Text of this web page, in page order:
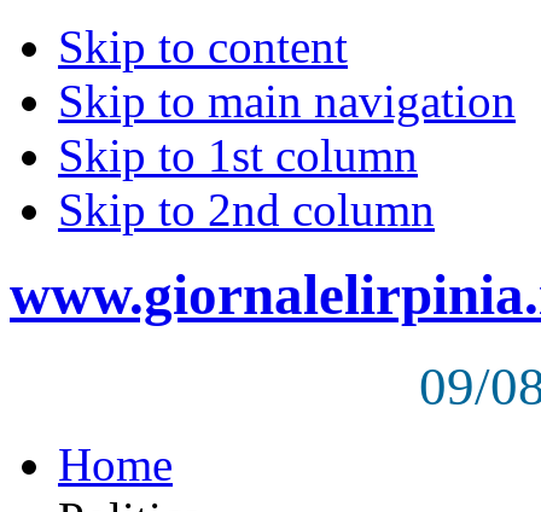
Skip to content
Skip to main navigation
Skip to 1st column
Skip to 2nd column
09/
Home